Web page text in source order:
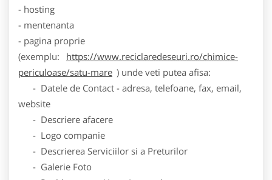
- hosting
- mentenanta
- pagina proprie
(exemplu:
https://www.reciclaredeseuri.ro/chimice-
periculoase/satu-mare ) unde veti putea afisa:
- Datele de Contact - adresa, telefoane, fax, email,
website
- Descriere afacere
- Logo companie
- Descrierea Serviciilor si a Preturilor
- Galerie Foto